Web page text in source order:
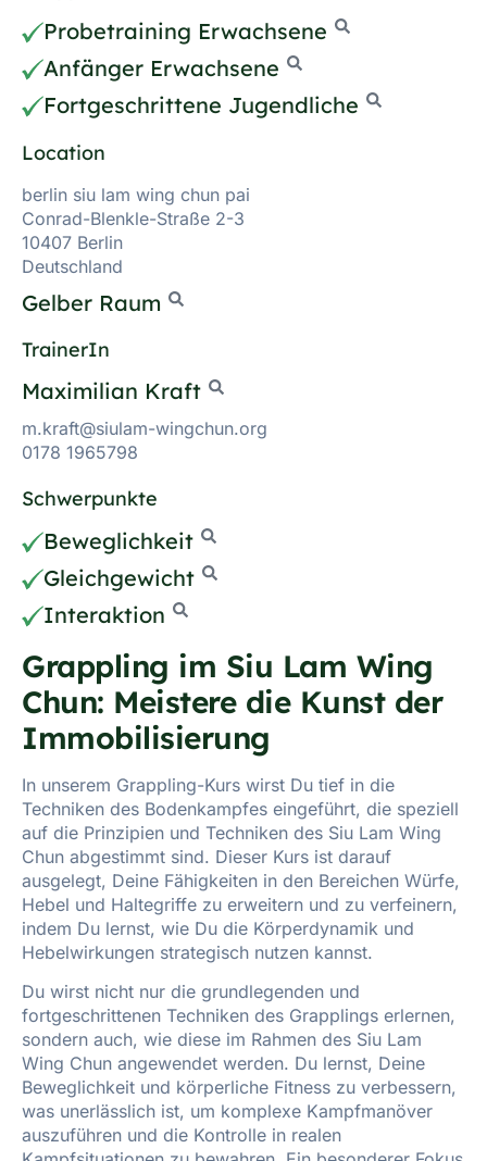
Grappling im Siu Lam Wing
Chun: Meistere die Kunst der
Immobilisierung
In unserem Grappling-Kurs wirst Du tief in die
Techniken des Bodenkampfes eingeführt, die speziell
auf die Prinzipien und Techniken des Siu Lam Wing
Chun abgestimmt sind. Dieser Kurs ist darauf
ausgelegt, Deine Fähigkeiten in den Bereichen Würfe,
Hebel und Haltegriffe zu erweitern und zu verfeinern,
indem Du lernst, wie Du die Körperdynamik und
Hebelwirkungen strategisch nutzen kannst.
Du wirst nicht nur die grundlegenden und
fortgeschrittenen Techniken des Grapplings erlernen,
sondern auch, wie diese im Rahmen des Siu Lam
Wing Chun angewendet werden. Du lernst, Deine
Beweglichkeit und körperliche Fitness zu verbessern,
was unerlässlich ist, um komplexe Kampfmanöver
auszuführen und die Kontrolle in realen
Probetraining Erwachsene
Anfänger Erwachsene
Fortgeschrittene Jugendliche
Location
berlin siu lam wing chun pai
Conrad-Blenkle-Straße 2-3
10407 Berlin
Deutschland
Gelber Raum
TrainerIn
Maximilian Kraft
m.kraft@siulam-wingchun.org
0178 1965798
Schwerpunkte
Beweglichkeit
Gleichgewicht
Interaktion